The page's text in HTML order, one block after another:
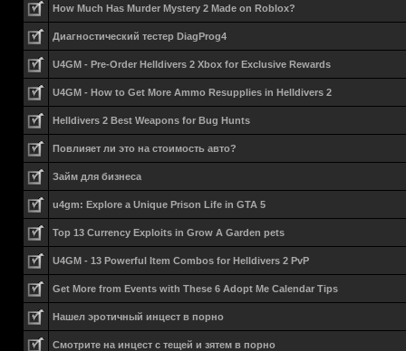
How Much Has Murder Mystery 2 Made on Roblox?
Диагностический тестер DiagProg4
U4GM - Pre-Order Helldivers 2 Xbox for Exclusive Rewards
U4GM - How to Get More Ammo Resupplies in Helldivers 2
Helldivers 2 Best Weapons for Bug Hunts
Повлияет ли это на стоимость авто?
Займ для бизнеса
u4gm: Explore a Unique Prison Life in GTA 5
Top 13 Currency Exploits in Grow A Garden pets
U4GM - 13 Powerful Item Combos for Helldivers 2 PvP
Get More from Events with These 6 Adopt Me Calendar Tips
Нашел эротичный инцест в порно
Смотрите на инцест с тещей и зятем в порно